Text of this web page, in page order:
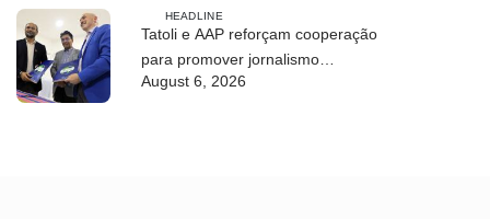
HEADLINE
Tatoli e AAP reforçam cooperação
para promover jornalismo
profissional em Timor-Leste
August 6, 2026